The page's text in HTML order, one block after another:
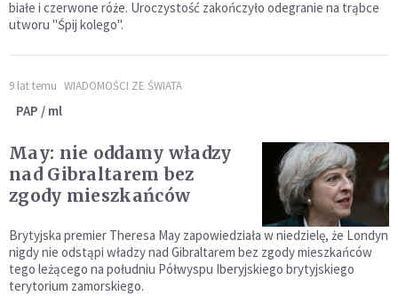
białe i czerwone róże. Uroczystość zakończyło odegranie na trąbce
utworu "Śpij kolego".
9 lat temu WIADOMOŚCI ZE ŚWIATA
PAP / ml
May: nie oddamy władzy
nad Gibraltarem bez
zgody mieszkańców
Brytyjska premier Theresa May zapowiedziała w niedzielę, że Londyn
nigdy nie odstąpi władzy nad Gibraltarem bez zgody mieszkańców
tego leżącego na południu Półwyspu Iberyjskiego brytyjskiego
terytorium zamorskiego.